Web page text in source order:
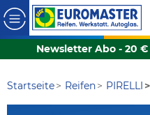
Newsletter Abo - 20
Startseite Reifen PIRELLI